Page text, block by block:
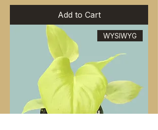
Add to Cart
WYSIWYG